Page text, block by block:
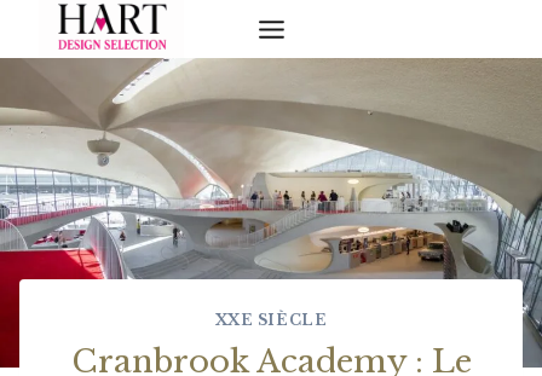
XXE SIÈCLE
Cranbrook Academy : Le